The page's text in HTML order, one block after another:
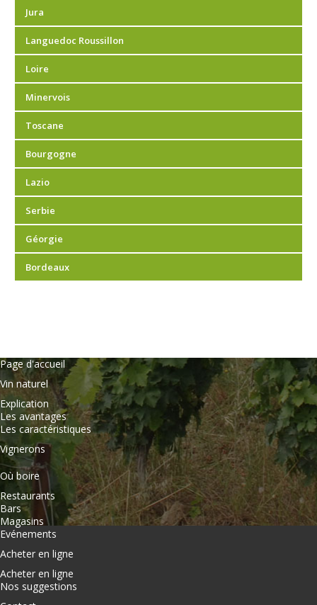
Jura
Languedoc Roussillon
Loire
Minervois
Toscane
Bourgogne
Lazio
Serbie
Géorgie
Bordeaux
Page d'accueil
Vin naturel
Explication
Les avantages
Les caractéristiques
Vignerons
Où boire
Restaurants
Bars
Magasins
Evénements
Acheter en ligne
Acheter en ligne
Nos suggestions